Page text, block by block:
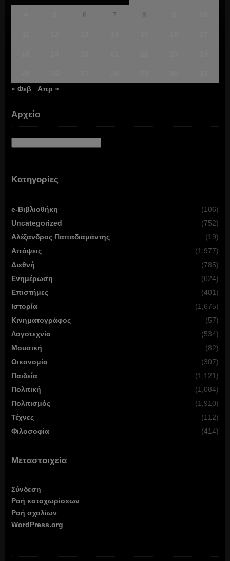
6 7 8
« Φεβ
Απρ »
Αρχείο
Κατηγορίες
e-Βιβλιοθήκη
(106)
Uncategorized
(752)
Αλέξανδρος Παπαδιαμάντης
(19)
Απόψεις
(1,977)
Διεθνή
(785)
Ενημέρωση
(624)
Επιστήμες
(401)
Ιστορία
(1,675)
Κινηματογράφος
(57)
Λογοτεχνία
(534)
Μουσική
(82)
Οικονομία
(307)
Παιδεία
(1,121)
Πολιτική
(1,084)
Πολιτισμός
(1,910)
Τέχνες
(112)
Φιλοσοφία
(414)
Μεταστοιχεία
Σύνδεση
Ροή καταχωρίσεων
Ροή σχολίων
WordPress.org